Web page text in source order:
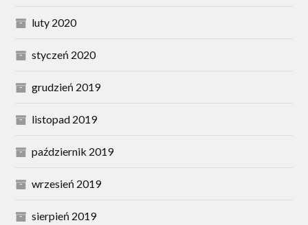
luty 2020
styczeń 2020
grudzień 2019
listopad 2019
październik 2019
wrzesień 2019
sierpień 2019